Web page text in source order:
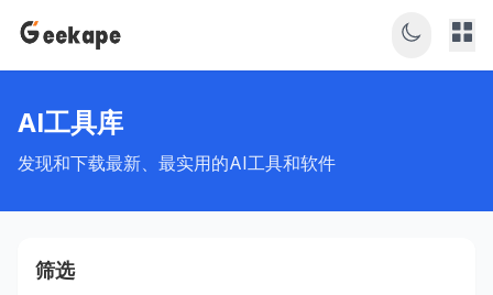
AI工具库
发现和下载最新、最实用的AI工具和软件
筛选